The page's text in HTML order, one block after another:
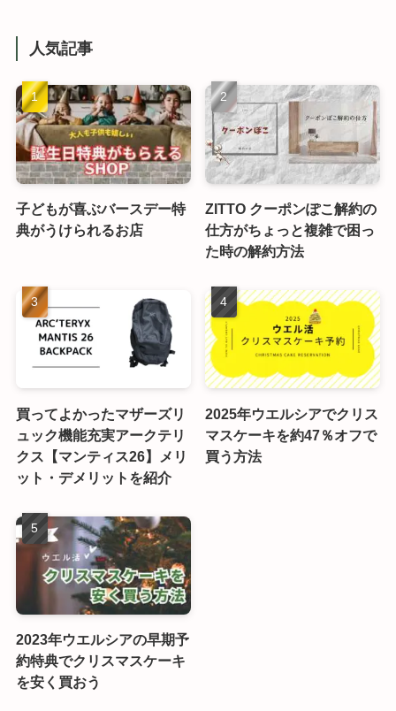
人気記事
子どもが喜ぶバースデー特
典がうけられるお店
ZITTO クーポンぽこ解約の
仕方がちょっと複雑で困っ
た時の解約方法
買ってよかったマザーズリ
ュック機能充実アークテリ
クス【マンティス26】メリ
ット・デメリットを紹介
2025年ウエルシアでクリス
マスケーキを約47％オフで
買う方法
2023年ウエルシアの早期予
約特典でクリスマスケーキ
を安く買おう